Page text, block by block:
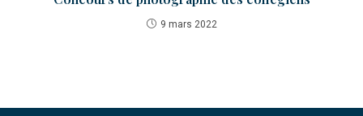
9 mars 2022